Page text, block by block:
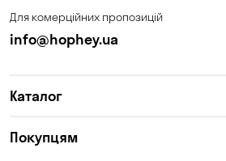
Для комерційних пропозицій
info@hophey.ua
Каталог
Покупцям